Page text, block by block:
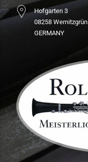
Hofgarten 3
08258 Wernitzgrün
GERMANY